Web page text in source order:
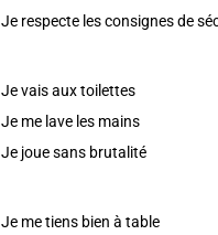
Je respecte les consignes de
Je vais aux toilettes
Je me lave les mains
Je joue sans brutalité
Je me tiens bien à table